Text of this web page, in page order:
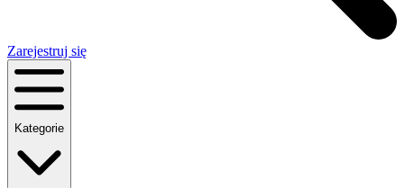
Zarejestruj się
Kategorie